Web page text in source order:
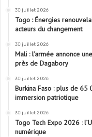
30 juillet 2026
Togo : Énergies
acteurs du changement
30 juillet 2026
Mali : l’armée annonce
près de Dagabory
30 juillet 2026
Burkina Faso : plus de
immersion patriotique
30 juillet 2026
Togo Tech Expo 2026 :
numérique